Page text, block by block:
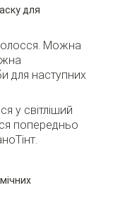
для
Можна
для наступних
у світліший
попередньо